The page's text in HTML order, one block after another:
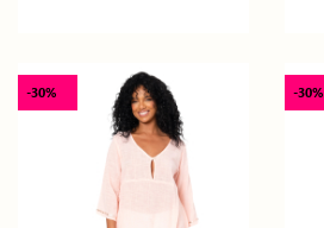
-30% -30%